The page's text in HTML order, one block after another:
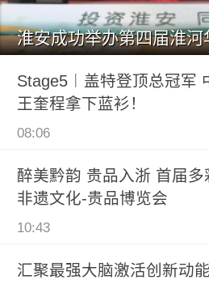
Stage5︱盖特登顶总冠军
王奎程拿下蓝衫！
08:06
醉美黔韵 贵品入浙 首届多
非遗文化-贵品博览会
10:43
汇聚最强大脑激活创新动